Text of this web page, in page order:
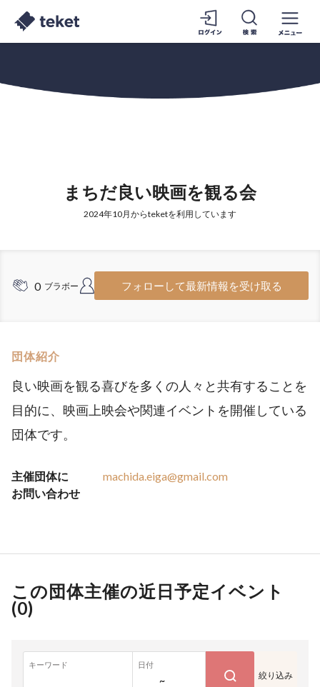
まちだ良い映画を観る会
2024年10月からteketを利用しています
0 ブラボー フォロワー
フォローして最新情報を受け取る
団体紹介
良い映画を観る喜びを多くの人々と共有することを
目的に、映画上映会や関連イベントを開催している
団体です。
主催団体に
お問い合わせ
machida.eiga@gmail.com
この団体主催の近日予定イベント
(0)
キーワード 日付
~ 絞り込み